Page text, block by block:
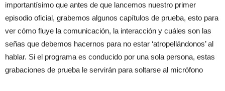
importantísimo que antes de que lancemos nuestro primer
episodio oficial, grabemos algunos capítulos de prueba, esto para
ver cómo fluye la comunicación, la interacción y cuáles son las
señas que debemos hacernos para no estar ‘atropellándonos’ al
hablar. Si el programa es conducido por una sola persona, estas
grabaciones de prueba le servirán para soltarse al micrófono